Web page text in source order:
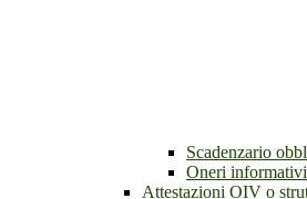
Scadenzario
Oneri
Attestazioni OIV o